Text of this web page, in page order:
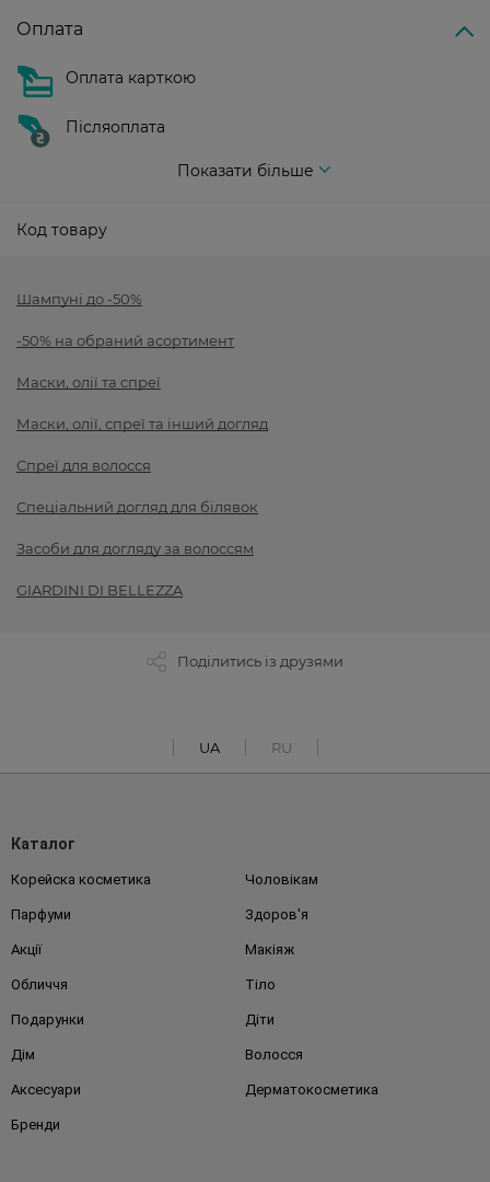
Оплата
Оплата карткою
Післяоплата
Показати більше
Код товару
Шампуні до -50%
-50% на обраний асортимент
Маски, олії та спреї
Маски, олії, спреї та інший догляд
Спреї для волосся
Спеціальний догляд для білявок
Засоби для догляду за волоссям
GIARDINI DI BELLEZZA
Поділитись із друзями
UA RU
Каталог
Корейска косметика Чоловікам
Парфуми Здоров'я
Акції Макіяж
Обличчя Тіло
Подарунки Діти
Дім Волосся
Аксесуари Дерматокосметика
Бренди